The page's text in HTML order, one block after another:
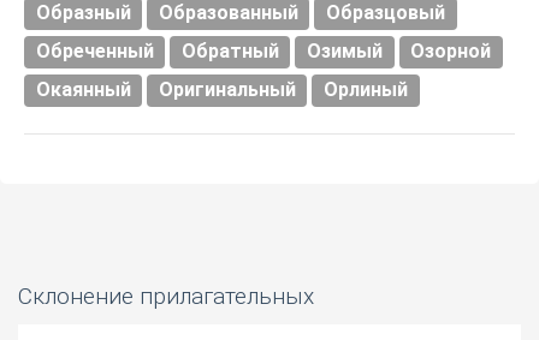
Образный Образованный
Образцовый
Обреченный
Обратный Озимый
Озорной
Окаянный
Оригинальный Орлиный
Склонение прилагательных